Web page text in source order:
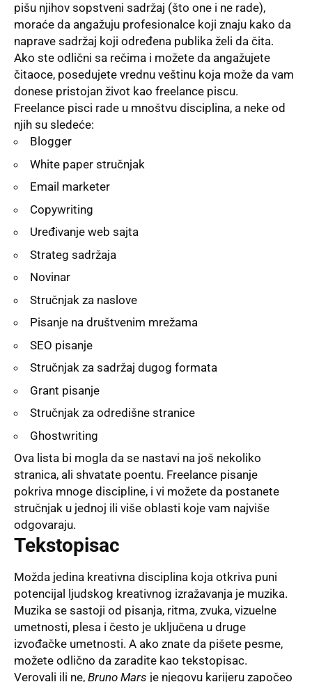
pišu njihov sopstveni sadržaj (što one i ne rade),
moraće da angažuju profesionalce koji znaju kako da
naprave sadržaj koji određena publika želi da čita.
Ako ste odlični sa rečima i možete da angažujete
čitaoce, posedujete vrednu veštinu koja može da vam
donese pristojan život kao freelance piscu.
Freelance pisci rade u mnoštvu disciplina, a neke od
njih su sledeće:
Blogger
White paper stručnjak
Email marketer
Copywriting
Uređivanje web sajta
Strateg sadržaja
Novinar
Stručnjak za naslove
Pisanje na društvenim mrežama
SEO pisanje
Stručnjak za sadržaj dugog formata
Grant pisanje
Stručnjak za odredišne ​​stranice
Ghostwriting
Ova lista bi mogla da se nastavi na još nekoliko
stranica, ali shvatate poentu. Freelance pisanje
pokriva mnoge discipline, i vi možete da postanete
stručnjak u jednoj ili više oblasti koje vam najviše
odgovaraju.
Tekstopisac
Možda jedina kreativna disciplina koja otkriva puni
potencijal ljudskog kreativnog izražavanja je muzika.
Muzika se sastoji od pisanja, ritma, zvuka, vizuelne
umetnosti, plesa i često je uključena u druge
izvođačke umetnosti. A ako znate da pišete pesme,
možete odlično da zaradite kao tekstopisac.
Verovali ili ne, Bruno Mars je njegovu karijeru započeo